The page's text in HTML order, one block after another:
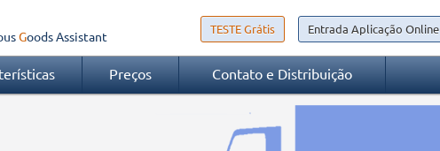
GoodsAssistant
TESTE Grátis Entrada Aplicação Online
Preços Contato e Distribuição